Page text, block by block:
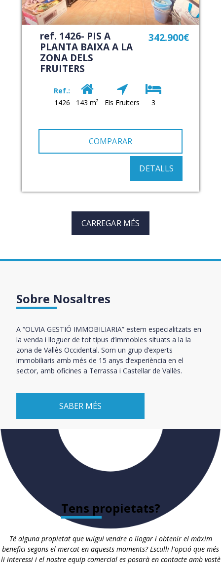
ref. 1426- PIS A
PLANTA BAIXA A LA
ZONA DELS
FRUITERS
342.900€
Ref.:
1426
143 m² Els Fruiters 3
COMPARAR
DETALLS
CARREGAR MÉS
Sobre Nosaltres
A “OLVIA GESTIÓ IMMOBILIARIA” estem especialitzats en
la venda i lloguer de tot tipus d’immobles situats a la la
zona de Vallès Occidental. Som un grup d’experts
immobiliaris amb més de 15 anys d’experiència en el
sector, amb oficines a Terrassa i Castellar de Vallès.
SABER MÉS
Tens propietats?
Té alguna propietat que vulgui vendre o llogar i obtenir el màxim
benefici segons el mercat en aquests moments? Esculli l'opció que més
li interessi i el nostre equip comercial es posarà en contacte amb vostè